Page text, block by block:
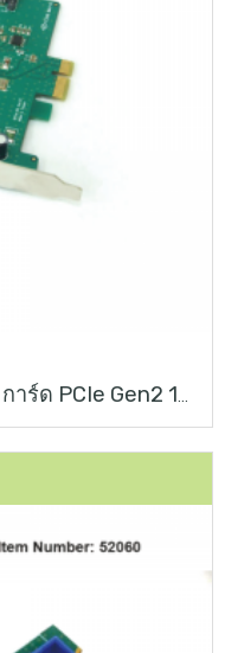
พอร์ต 2 พอร์ต USB-C USB 3.1 การ์ด PCIe Gen2 10G PCI Express